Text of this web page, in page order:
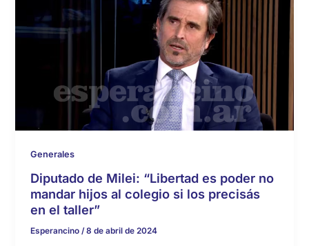
Generales
Diputado de Milei: “Libertad es poder no
mandar hijos al colegio si los precisás
en el taller”
Esperancino /8 de abril de 2024